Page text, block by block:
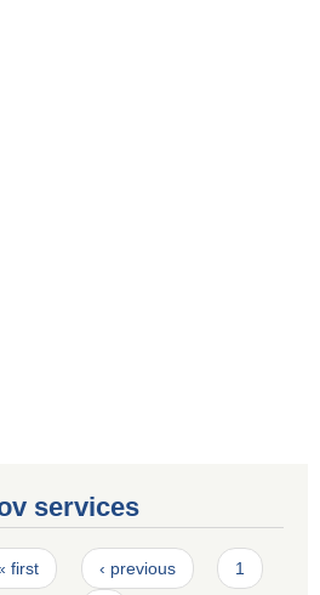
services
first ‹ previous 1